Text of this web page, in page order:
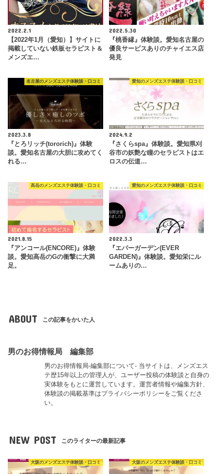
2022.2.1
【2022年1月（愛知）】サイトに
掲載していない鉄板セラピスト＆
メンズエ…
2022.5.30
『桃香縁』体験談。愛知名古屋の
優良サービスありのチャイエス店
発見
名古屋のメンズエステ体験談・口コミ
2023.3.8
『とろリッチ(tororich)』体験
談。愛知名古屋の大胆に攻めてく
れる…
愛知のメンズエステ体験談・口コミ
2024.9.2
『さくらspa』体験談。愛知県刈
谷市の妖艶な瞳のセラピストはエ
ロスの伝道…
高岳のメンズエステ体験談・口コミ
2021.8.15
『アンコール(ENCORE)』体験
談。愛知高岳のGの衝撃に大満
足。
愛知のメンズエステ体験談・口コミ
2022.3.3
『エバーガーデン(EVER
GARDEN)』体験談。愛知栄にル
ームありの…
ABOUT この記事をかいた人
男のお得情報局 編集部
男のお得情報局-編集部について- 当サイトは、メンズエス
テ歴15年以上の管理人が、ユーザー投稿の体験談と自身の
実体験をもとに運営しています。運営者情報や編集方針、
体験談の掲載基準はプライバシーポリシーをご覧くださ
い。
NEW POST このライターの最新記事
大阪のメンズエステ体験談・口コミ 大阪のメンズエステ体験談・口コミ